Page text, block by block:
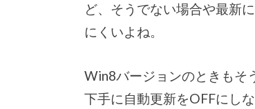
ど、そうでない場合や最新
にくいよね。
Win8バージョンのときもそ
下手に自動更新をOFFにし